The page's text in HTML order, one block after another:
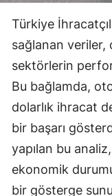
Türkiye
sağlanan veriler,
sektörlerin
Bu bağlamda,
dolarlık ihracat
bir başarı
yapılan bu
ekonomik
bir gösterge